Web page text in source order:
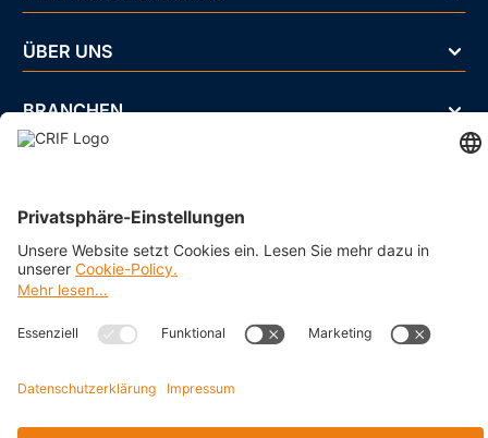
ÜBER UNS
BRANCHEN
Cookie Policy
Business Ethics Policy
AGB
Rothschildplatz 3/Top 3.06.B, A-1020 Wien, Österreich